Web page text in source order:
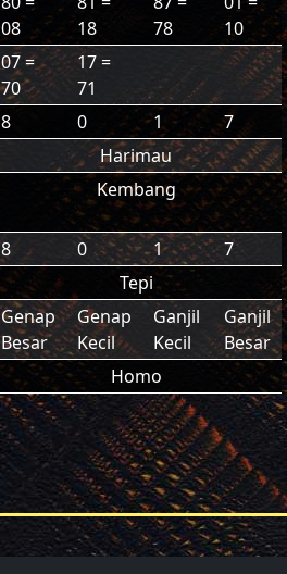
08
18
78
10
07 =
70
17 =
71
8 0 1
7
Harimau
Kembang
8 0 1
7
Tepi
Genap
Besar
Genap
Kecil
Ganjil
Kecil
Ganjil
Besar
Homo